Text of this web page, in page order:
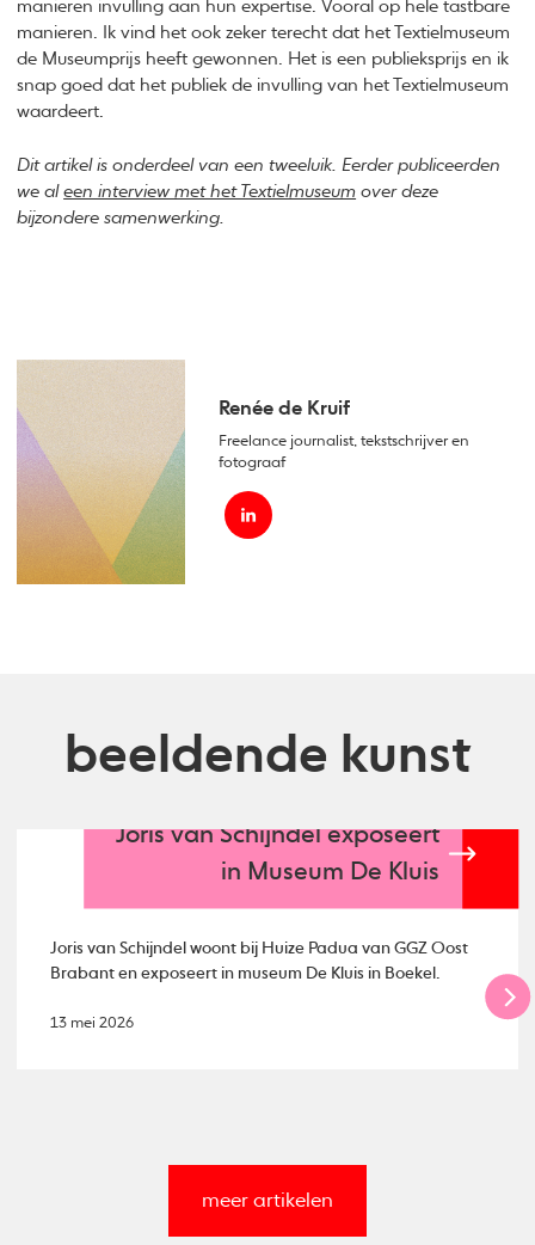
manieren invulling aan hun expertise. Vooral op hele tastbare
manieren. Ik vind het ook zeker terecht dat het Textielmuseum
de Museumprijs heeft gewonnen. Het is een publieksprijs en ik
snap goed dat het publiek de invulling van het Textielmuseum
waardeert.
Dit artikel is onderdeel van een tweeluik. Eerder publiceerden
we aleen interview met het Textielmuseum over deze
bijzondere samenwerking.
Renée de Kruif
Freelance journalist, tekstschrijver en
fotograaf
beeldende kunst
Joris van Schijndel exposeert
in Museum De Kluis
Joris van Schijndel woont bij Huize Padua van GGZ Oost
Brabant en exposeert in museum De Kluis in Boekel.
13 mei 2026
meer artikelen